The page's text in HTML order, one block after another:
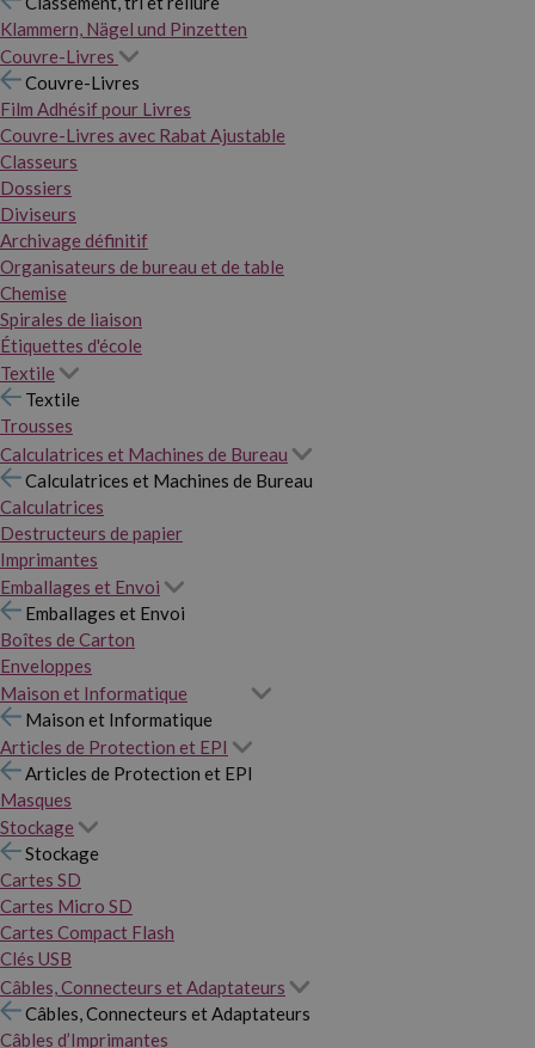
Klammern, Nägel und Pinzetten
Couvre-Livres
Couvre-Livres
Film Adhésif pour Livres
Couvre-Livres avec Rabat Ajustable
Classeurs
Dossiers
Diviseurs
Archivage définitif
Organisateurs de bureau et de table
Chemise
Spirales de liaison
Étiquettes d'école
Textile
Textile
Trousses
Calculatrices et Machines de Bureau
Calculatrices et Machines de Bureau
Calculatrices
Destructeurs de papier
Imprimantes
Emballages et Envoi
Emballages et Envoi
Boîtes de Carton
Enveloppes
Maison et Informatique
Maison et Informatique
Articles de Protection et EPI
Articles de Protection et EPI
Masques
Stockage
Stockage
Cartes SD
Cartes Micro SD
Cartes Compact Flash
Clés USB
Câbles, Connecteurs et Adaptateurs
Câbles, Connecteurs et Adaptateurs
Câbles d’Imprimantes